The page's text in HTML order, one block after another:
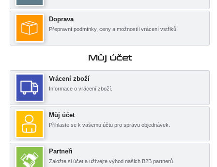
Doprava
Přepravní podmínky, ceny a možnostíi vrácení vstřiků.
Můj účet
Vrácení zboží
Informace o vrácení zboží.
Můj účet
Přihlaste se k vašemu účtu pro správu objednávek.
Partneři
Založte si účet a užívejte výhod našich B2B partnerů.